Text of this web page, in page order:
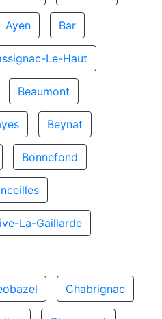
Ayen Bar
Le-Haut
Beaumont
Beynat
Bonnefond
La-Gaillarde
Chabrignac